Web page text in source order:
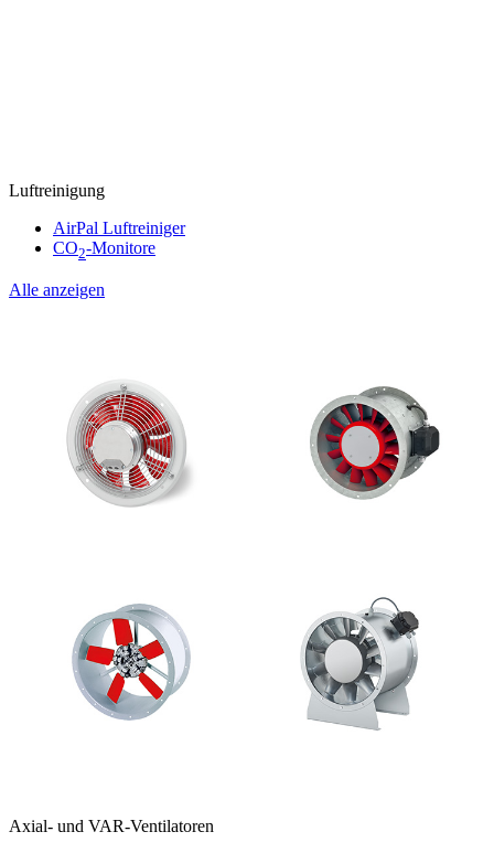
Luftreinigung
AirPal Luftreiniger
CO2-Monitore
Alle anzeigen
Axial- und VAR-Ventilatoren